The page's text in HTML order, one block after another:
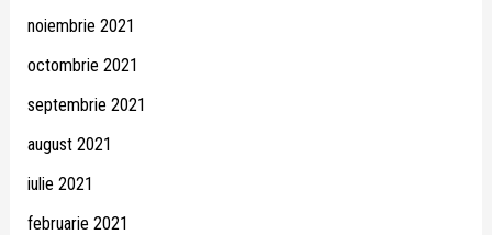
noiembrie 2021
octombrie 2021
septembrie 2021
august 2021
iulie 2021
februarie 2021